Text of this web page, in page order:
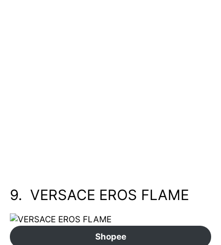
9. VERSACE EROS FLAME
Shopee